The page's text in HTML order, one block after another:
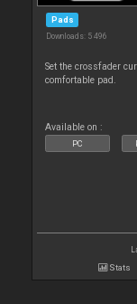
Pads
Downloads: 5 496
Set the crossfader
comfortable pad.
Available on :
PC
Stats